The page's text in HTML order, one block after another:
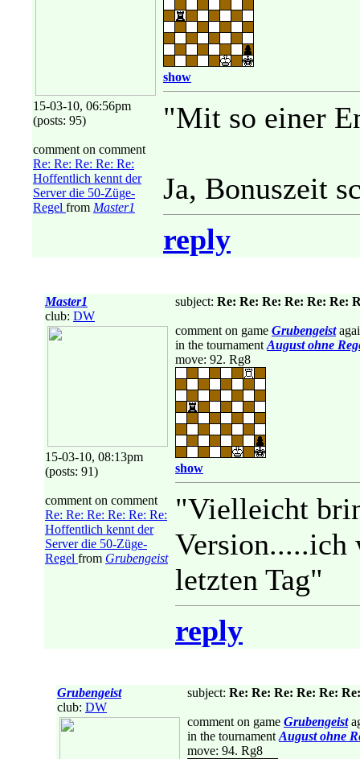
15-03-10, 06:56pm
(posts: 95)
comment on comment
Re: Re: Re: Re: Re:
Hoffentlich kennt der
Server die 50-Züge-
Regel from Master1
show
"Mit so einer
Ja, Bonuszeit
reply
Master1
club: DW
15-03-10, 08:13pm
(posts: 91)
comment on comment
Re: Re: Re: Re: Re: Re:
Hoffentlich kennt der
Server die 50-Züge-
Regel from Grubengeist
subject: Re: Re: Re: Re: Re: Re:
comment on game Grubengeist
in the tournament August ohne
move: 92. Rg8
show
"Vielleicht
Version.....ich
letzten Tag"
reply
Grubengeist
club: DW
subject: Re: Re: Re: Re: Re:
comment on game Grubengeist
in the tournament August ohne
move: 94. Rg8